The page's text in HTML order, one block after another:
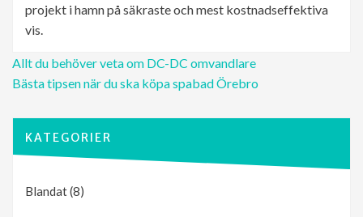
projekt i hamn på säkraste och mest kostnadseffektiva
vis.
Inläggsnavigering
Allt du behöver veta om DC-DC omvandlare
Bästa tipsen när du ska köpa spabad Örebro
KATEGORIER
Blandat(8)